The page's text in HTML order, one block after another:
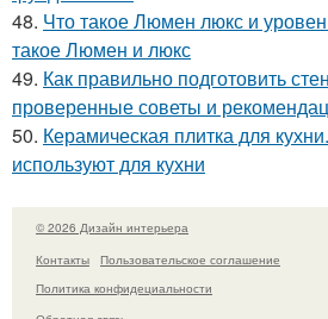
48. Что такое Люмен люкс и
такое Люмен и люкс
49. Как правильно подготовить
проверенные советы и
50. Керамическая плитка для
используют для кухни
© 2026 Дизайн интерьера
Контакты
Пользовательское соглашение
Политика конфидециальности